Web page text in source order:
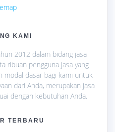
KAMI
2012 dalam bidang jasa
ribuan pengguna jasa yang
modal dasar bagi kami untuk
dari Anda, merupakan jasa
dengan kebutuhan Anda.
TERBARU